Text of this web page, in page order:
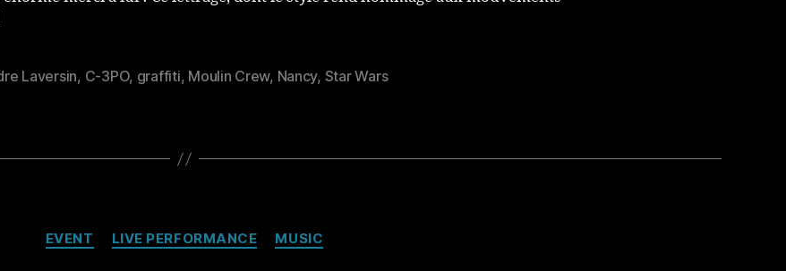
Laversin, C-3PO, graffiti, Moulin Crew, Nancy, Star Wars
Catégories
EVENT LIVE PERFORMANCE MUSIC